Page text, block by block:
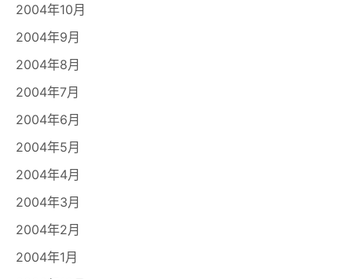
2004年10月
2004年9月
2004年8月
2004年7月
2004年6月
2004年5月
2004年4月
2004年3月
2004年2月
2004年1月